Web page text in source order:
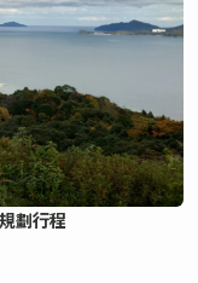
劃行程